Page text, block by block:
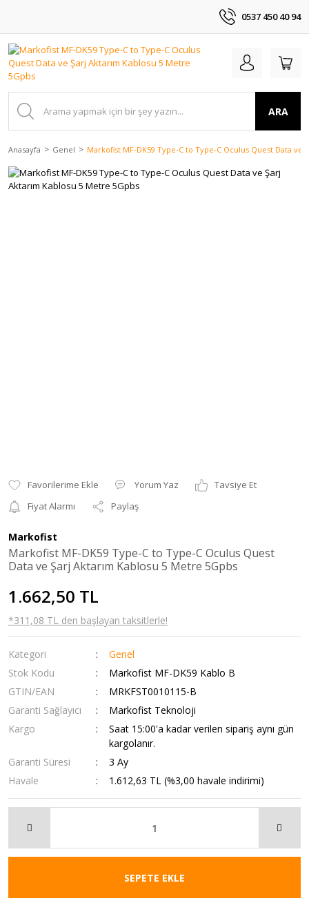
0537 450 40 94
ARA
Anasayfa Genel Markofist MF-DK59 Type-C to Type-C Oculus Quest Data ve
Yorum Yaz
Tavsiye Et
Fiyat Alarmı
Paylaş
Markofist
Markofist MF-DK59 Type-C to Type-C Oculus Quest
Data ve Şarj Aktarım Kablosu 5 Metre 5Gpbs
1.662,50 TL
*311,08 TL den başlayan taksitlerle!
Kategori
Genel
Stok Kodu
Markofist MF-DK59 Kablo B
GTIN/EAN
MRKFST0010115-B
Garanti Sağlayıcı
Markofist Teknoloji
Kargo
Saat 15:00'a kadar verilen sipariş aynı gün
kargolanır.
Garanti Süresi
3 Ay
Havale
1.612,63 TL (%3,00 havale indirimi)
SEPETE EKLE